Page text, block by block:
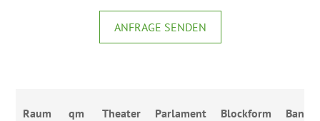
ANFRAGE SENDEN
Raum qm Theater Parlament Blockform